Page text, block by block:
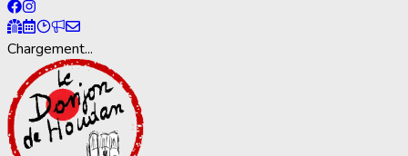
Chargement...